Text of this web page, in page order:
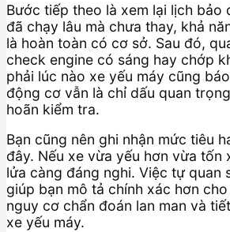
Bước tiếp theo là xem lại lịch bảo
đã chạy lâu mà chưa thay, khả
là hoàn toàn có cơ sở. Sau đó,
check engine có sáng hay chớp
phải lúc nào xe yếu máy cũng
động cơ vẫn là chỉ dấu quan
hoãn kiểm tra.
Bạn cũng nên ghi nhận mức tiêu
đây. Nếu xe vừa yếu hơn vừa tốn
lửa càng đáng nghi. Việc tự quan
giúp bạn mô tả chính xác hơn
nguy cơ chẩn đoán lan man và
xe yếu máy.